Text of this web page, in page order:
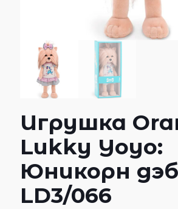
Игрушка
Lukky Yoyo:
Юникорн дэб
LD3/066